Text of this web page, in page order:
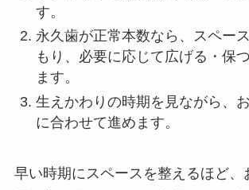
す。
永久歯が正常本数なら、スペー
もり、必要に応じて広げる・保
ます。
生えかわりの時期を見ながら、
に合わせて進めます。
早い時期にスペースを整えるほど、